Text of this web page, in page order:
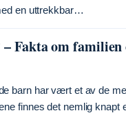
en uttrekkbar…
Fakta om familien
barn har vært et av de
finnes det nemlig knapt